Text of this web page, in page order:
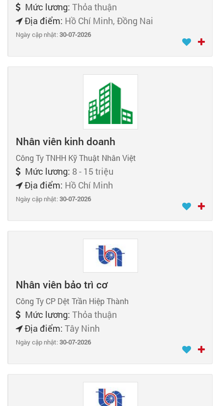
Mức lương: Thỏa thuận
Địa điểm: Hồ Chí Minh, Đồng Nai
Ngày cập nhật:30-07-2026
Nhân viên kinh doanh
Công Ty TNHH Kỹ Thuật Nhân Việt
Mức lương: 8 - 15 triệu
Địa điểm: Hồ Chí Minh
Ngày cập nhật:30-07-2026
Nhân viên bảo trì cơ
Công Ty CP Dệt Trần Hiệp Thành
Mức lương: Thỏa thuận
Địa điểm: Tây Ninh
Ngày cập nhật:30-07-2026